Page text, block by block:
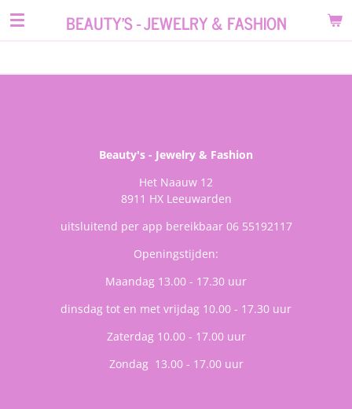
Ga
de
BEAUTY'S - JEWELRY & FASHION
Beauty's - Jewelry & Fashion
Het Naauw 12
8911 HX Leeuwarden
uitsluitend per app bereikbaar 06 55192117
Openingstijden:
Maandag 13.00 - 17.30 uur
dinsdag tot en met vrijdag 10.00 - 17.30 uur
Zaterdag 10.00 - 17.00 uur
Zondag 13.00 - 17.00 uur